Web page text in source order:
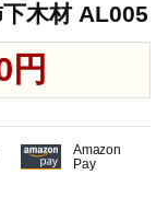
木材 AL005
円
Amazon
Pay